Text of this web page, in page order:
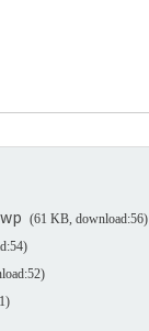
(61 KB, download:56)